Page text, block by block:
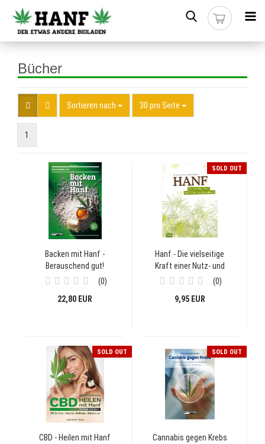
Bücher
Sortieren nach 30 pro Seite
1
Backen mit Hanf -
Berauschend gut!
0
22,80 EUR
SOLD OUT
Hanf - Die vielseitige
Kraft einer Nutz- und
Heilpflanze
0
9,95 EUR
SOLD OUT
CBD - Heilen mit Hanf
SOLD OUT
Cannabis gegen Krebs